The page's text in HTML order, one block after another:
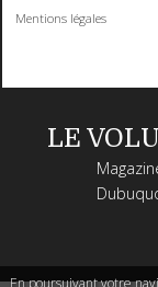
En poursuivant votre
Mentions légales
LE